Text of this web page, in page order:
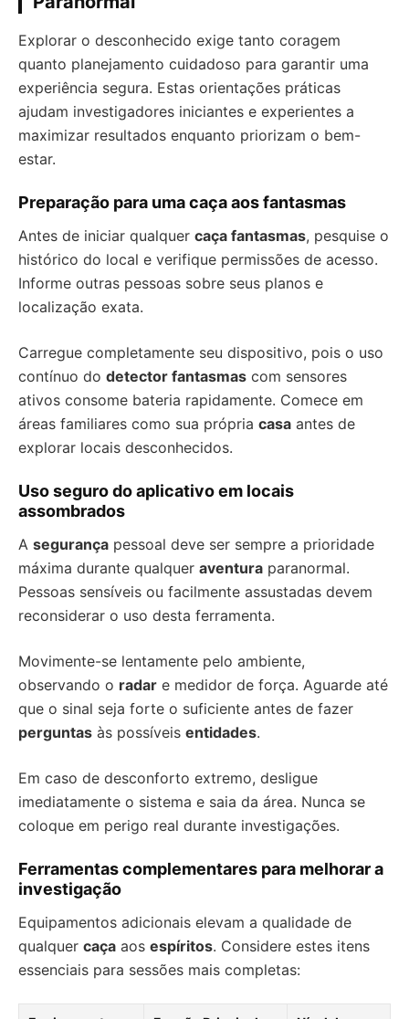
Explorar o desconhecido exige tanto coragem
quanto planejamento cuidadoso para garantir uma
experiência segura. Estas orientações práticas
ajudam investigadores iniciantes e experientes a
maximizar resultados enquanto priorizam o bem-
estar.
Preparação para uma caça aos fantasmas
Antes de iniciar qualquer caça fantasmas, pesquise o
histórico do local e verifique permissões de acesso.
Informe outras pessoas sobre seus planos e
localização exata.
Carregue completamente seu dispositivo, pois o uso
contínuo do detector fantasmas com sensores
ativos consome bateria rapidamente. Comece em
áreas familiares como sua própria casa antes de
explorar locais desconhecidos.
Uso seguro do aplicativo em locais
assombrados
A segurança pessoal deve ser sempre a prioridade
máxima durante qualquer aventura paranormal.
Pessoas sensíveis ou facilmente assustadas devem
reconsiderar o uso desta ferramenta.
Movimente-se lentamente pelo ambiente,
observando o radar e medidor de força. Aguarde até
que o sinal seja forte o suficiente antes de fazer
perguntas às possíveis entidades.
Em caso de desconforto extremo, desligue
imediatamente o sistema e saia da área. Nunca se
coloque em perigo real durante investigações.
Ferramentas complementares para melhorar a
investigação
Equipamentos adicionais elevam a qualidade de
qualquer caça aos espíritos. Considere estes itens
essenciais para sessões mais completas: